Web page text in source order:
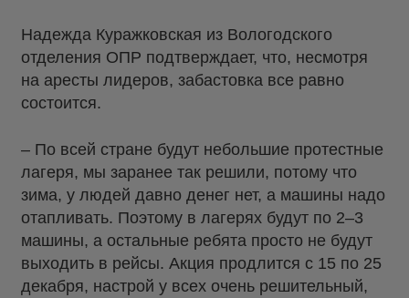
Надежда Куражковская из Вологодского
отделения ОПР подтверждает, что, несмотря
на аресты лидеров, забастовка все равно
состоится.
– По всей стране будут небольшие протестные
лагеря, мы заранее так решили, потому что
зима, у людей давно денег нет, а машины надо
отапливать. Поэтому в лагерях будут по 2–3
машины, а остальные ребята просто не будут
выходить в рейсы. Акция продлится с 15 по 25
декабря, настрой у всех очень решительный,